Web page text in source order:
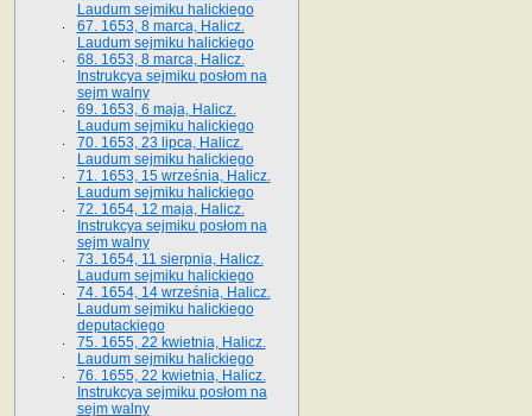
Laudum sejmiku halickiego
67. 1653, 8 marca, Halicz.
Laudum sejmiku halickiego
68. 1653, 8 marca, Halicz.
Instrukcya sejmiku posłom na
sejm walny
69. 1653, 6 maja, Halicz.
Laudum sejmiku halickiego
70. 1653, 23 lipca, Halicz.
Laudum sejmiku halickiego
71. 1653, 15 września, Halicz.
Laudum sejmiku halickiego
72. 1654, 12 maja, Halicz.
Instrukcya sejmiku posłom na
sejm walny
73. 1654, 11 sierpnia, Halicz.
Laudum sejmiku halickiego
74. 1654, 14 września, Halicz.
Laudum sejmiku halickiego
deputackiego
75. 1655, 22 kwietnia, Halicz.
Laudum sejmiku halickiego
76. 1655, 22 kwietnia, Halicz.
Instrukcya sejmiku posłom na
sejm walny